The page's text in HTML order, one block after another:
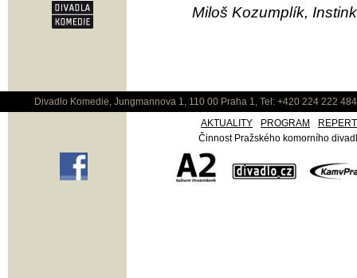
Miloš Kozumplík,
Divadlo Komedie, Jungmannova 1, 110 00 Praha 1, Tel: +420 224 222
AKTUALITY
PROGRAM
Činnost Pražského komorního